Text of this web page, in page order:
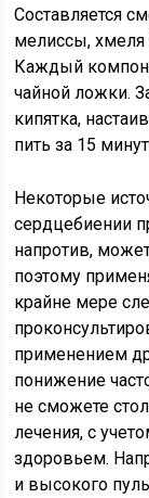
Составляется
мелиссы,
Каждый
чайной ложки.
кипятка,
пить за 15
Некоторые
сердцебиении
напротив,
поэтому
крайне мере
применением
понижение
не сможете
лечения, с
здоровьем.
и высокого